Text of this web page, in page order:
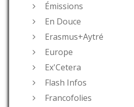
Émissions
En Douce
Erasmus+Aytré
Europe
Ex'Cetera
Flash Infos
Francofolies